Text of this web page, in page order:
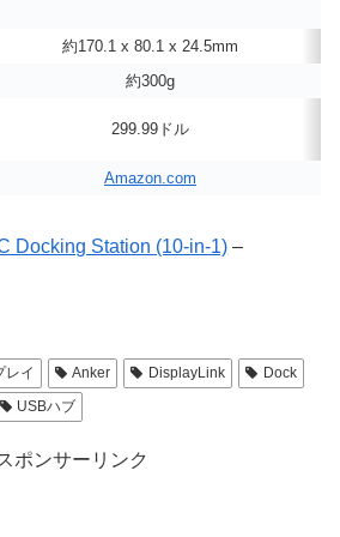
約170.1 x 80.1 x 24.5mm
約300g
299.99ドル
Amazon.com
Docking Station (10-in-1) –
レイ Anker DisplayLink
Dock
USBハブ
ポンサーリンク